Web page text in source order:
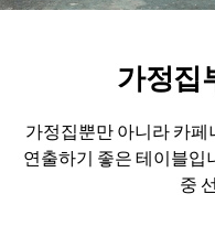
가정집
가정집뿐만 아니라 카페
연출하기 좋은 테이블입
중